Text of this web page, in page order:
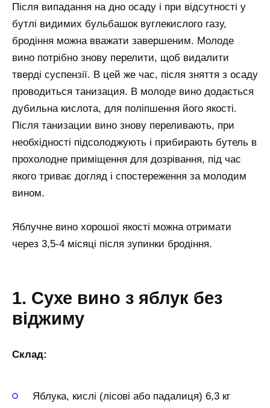
Після випадання на дно осаду і при відсутності у
бутлі видимих бульбашок вуглекислого газу,
бродіння можна вважати завершеним. Молоде
вино потрібно знову перелити, щоб видалити
тверді суспензії. В цей же час, після зняття з осаду
проводиться танизация. В молоде вино додається
дубильна кислота, для поліпшення його якості.
Після танизации вино знову переливають, при
необхідності підсолоджують і прибирають бутель в
прохолодне приміщення для дозрівання, під час
якого триває догляд і спостереження за молодим
вином.
Яблучне вино хорошої якості можна отримати
через 3,5-4 місяці після зупинки бродіння.
1. Сухе вино з яблук без
віджиму
Склад:
Яблука, кислі (лісові або падалиця) 6,3 кг